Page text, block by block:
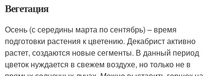
Вегетация
Осень (с середины марта по сентябрь) – время
подготовки растения к цветению. Декабрист активно
растет, создаются новые сегменты. В данный период
цветок нуждается в свежем воздухе, но только не в